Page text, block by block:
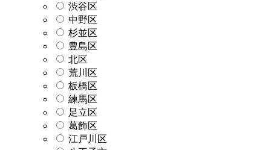
渋谷区
中野区
杉並区
豊島区
北区
荒川区
板橋区
練馬区
足立区
葛飾区
江戸川区